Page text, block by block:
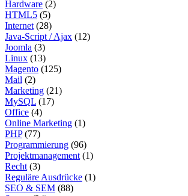
Hardware (2)
HTML5 (5)
Internet (28)
Java-Script / Ajax (12)
Joomla (3)
Linux (13)
Magento (125)
Mail (2)
Marketing (21)
MySQL (17)
Office (4)
Online Marketing (1)
PHP(77)
Programmierung (96)
Projektmanagement (1)
Recht (3)
Reguläre Ausdrücke (1)
SEO & SEM (88)